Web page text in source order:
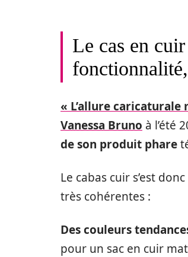
Le cas en
« L’allure caricaturale
Vanessa Bruno à l’été
de son produit phare
Le cabas cuir s’est
très cohérentes :
Des couleurs
pour un sac en cuir